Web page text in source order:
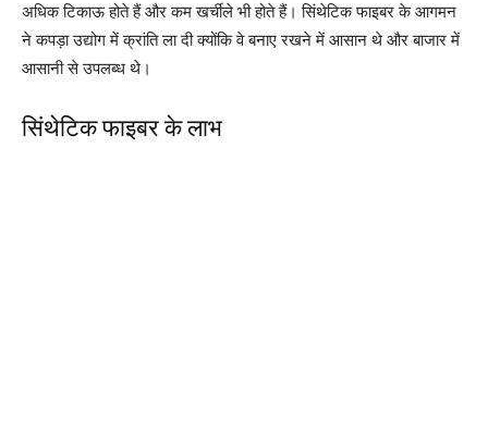
अधिक टिकाऊ होते हैं और कम खर्चीले भी होते हैं। सिंथेटिक फाइबर के आगमन
ने कपड़ा उद्योग में क्रांति ला दी क्योंकि वे बनाए रखने में आसान थे और बाजार में
आसानी से उपलब्ध थे।
सिंथेटिक फाइबर के लाभ